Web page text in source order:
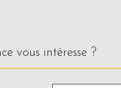
vous intéresse ?